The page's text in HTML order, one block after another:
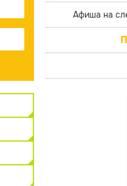
Афиша на